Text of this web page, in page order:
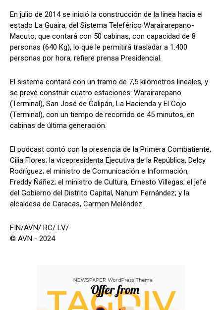
En julio de 2014 se inició la construcción de la línea hacia el
estado La Guaira, del Sistema Teleférico Warairarepano-
Macuto, que contará con 50 cabinas, con capacidad de 8
personas (640 Kg), lo que le permitirá trasladar a 1.400
personas por hora, refiere prensa Presidencial.
El sistema contará con un tramo de 7,5 kilómetros lineales, y
se prevé construir cuatro estaciones: Warairarepano
(Terminal), San José de Galipán, La Hacienda y El Cojo
(Terminal), con un tiempo de recorrido de 45 minutos, en
cabinas de última generación.
El podcast contó con la presencia de la Primera Combatiente,
Cilia Flores; la vicepresidenta Ejecutiva de la República, Delcy
Rodríguez; el ministro de Comunicación e Información,
Freddy Ñáñez; el ministro de Cultura, Ernesto Villegas; el jefe
del Gobierno del Distrito Capital, Nahum Fernández; y la
alcaldesa de Caracas, Carmen Meléndez.
FIN/AVN/ RC/ LV/
© AVN - 2024